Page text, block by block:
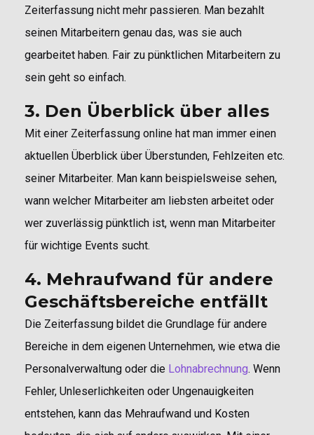
Zeiterfassung nicht mehr passieren. Man bezahlt
seinen Mitarbeitern genau das, was sie auch
gearbeitet haben. Fair zu pünktlichen Mitarbeitern zu
sein geht so einfach.
3. Den Überblick über alles
Mit einer Zeiterfassung online hat man immer einen
aktuellen Überblick über Überstunden, Fehlzeiten etc.
seiner Mitarbeiter. Man kann beispielsweise sehen,
wann welcher Mitarbeiter am liebsten arbeitet oder
wer zuverlässig pünktlich ist, wenn man Mitarbeiter
für wichtige Events sucht.
4. Mehraufwand für andere
Geschäftsbereiche entfällt
Die Zeiterfassung bildet die Grundlage für andere
Bereiche in dem eigenen Unternehmen, wie etwa die
Personalverwaltung oder die Lohnabrechnung. Wenn
Fehler, Unleserlichkeiten oder Ungenauigkeiten
entstehen, kann das Mehraufwand und Kosten